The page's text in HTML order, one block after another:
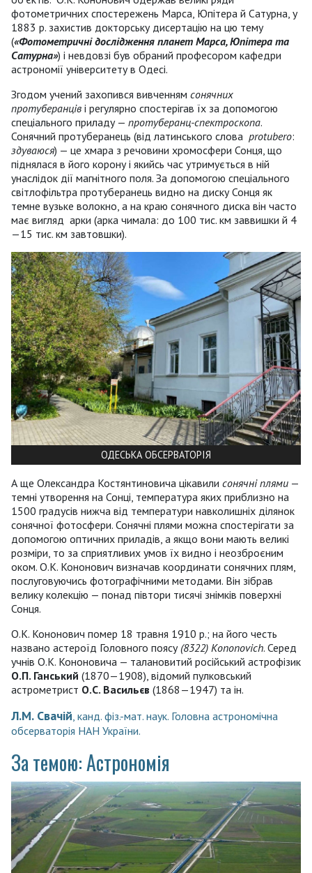
фотометричних спостережень Марса, Юпітера й Сатурна, у
1883 р. захистив докторську дисертацію на цю тему
(«Фотометричні дослідження планет Марса, Юпітера та
Сатурна») і невдовзі був обраний професором кафедри
астрономії університету в Одесі.
Згодом учений захопився вивченням сонячних
протуберанців і регулярно спостерігав їх за допомогою
спеціального приладу — протуберанц-спектроскопа.
Сонячний протуберанець (від латинського слова protubero:
здуваюся) — це хмара з речовини хромосфери Сонця, що
піднялася в його корону і якийсь час утримується в ній
унаслідок дії магнітного поля. За допомогою спеціального
світлофільтра протуберанець видно на диску Сонця як
темне вузьке волокно, а на краю сонячного диска він часто
має вигляд арки (арка чимала: до 100 тис. км заввишки й 4
—15 тис. км завтовшки).
ОДЕСЬКА ОБСЕРВАТОРІЯ
А ще Олександра Костянтиновича цікавили сонячні плями —
темні утворення на Сонці, температура яких приблизно на
1500 градусів нижча від температури навколишніх ділянок
сонячної фотосфери. Сонячні плями можна спостерігати за
допомогою оптичних приладів, а якщо вони мають великі
розміри, то за сприятливих умов їх видно і неозброєним
оком. О.К. Кононович визначав координати сонячних плям,
послуговуючись фотографічними методами. Він зібрав
велику колекцію — понад півтори тисячі знімків поверхні
Сонця.
О.К. Кононович помер 18 травня 1910 р.; на його честь
названо астероїд Головного поясу(8322) Kononovich. Серед
учнів О.К. Кононовича — талановитий російський астрофізик
О.П. Ганський (1870—1908), відомий пулковський
астрометрист О.С. Васильєв (1868—1947) та ін.
Л.М. Свачій , канд. фіз.-мат. наук. Головна астрономічна
обсерваторія НАН України.
За темою: Астрономія